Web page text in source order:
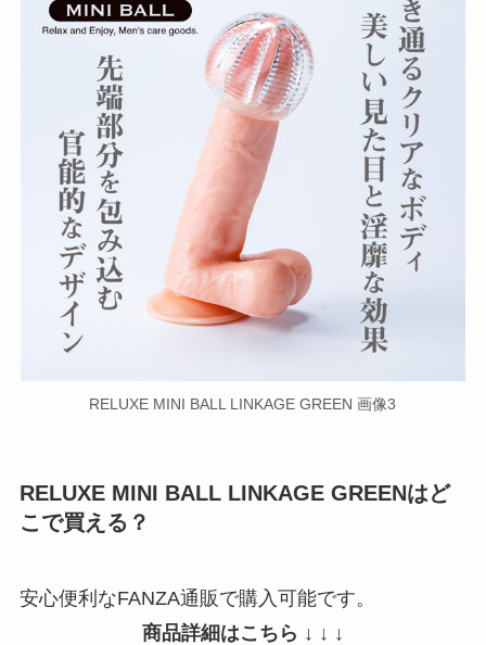
RELUXE MINI BALL LINKAGE GREEN 画像3
RELUXE MINI BALL LINKAGE GREENはど
こで買える？
安心便利なFANZA通販で購入可能です。
商品詳細はこちら ↓ ↓ ↓